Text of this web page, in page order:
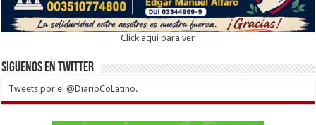
Click aqui para ver
Siguenos en twitter
Tweets por el @DiarioCoLatino.